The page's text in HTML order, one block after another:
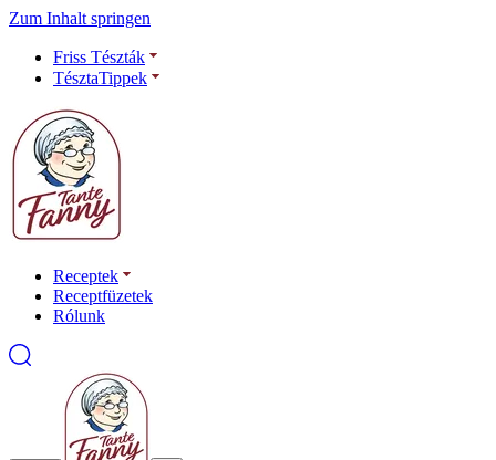
Zum Inhalt springen
Friss Tészták
TésztaTippek
Receptek
Receptfüzetek
Rólunk